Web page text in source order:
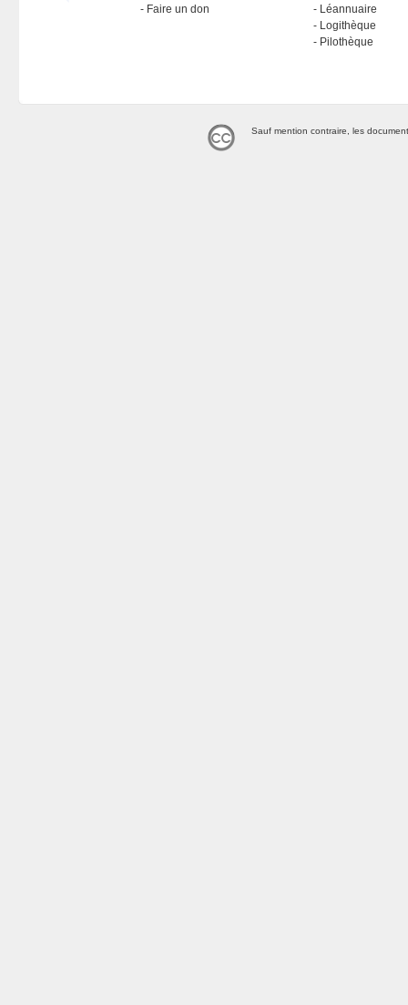
Faire un don
Léannuaire
Logithèque
Pilothèque
Sauf mention contraire, les